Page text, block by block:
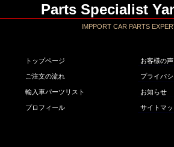
Parts Specialist
IMPPORT CAR PARTS
トップページ
ご注文の流れ
輸入車パーツリスト
プロフィール
お客様の声
プライバ
お知らせ
サイトマ